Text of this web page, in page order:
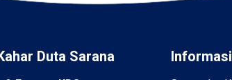
Duta Sarana Informasi